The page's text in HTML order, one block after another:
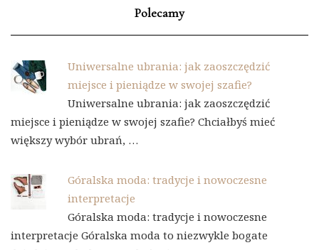
Polecamy
Uniwersalne ubrania: jak zaoszczędzić
miejsce i pieniądze w swojej szafie?
Uniwersalne ubrania: jak zaoszczędzić
miejsce i pieniądze w swojej szafie? Chciałbyś mieć
większy wybór ubrań, …
Góralska moda: tradycje i nowoczesne
interpretacje
Góralska moda: tradycje i nowoczesne
interpretacje Góralska moda to niezwykle bogate